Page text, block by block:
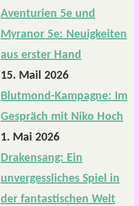
Aventurien 5e und
Myranor 5e: Neuigkeiten
aus erster Hand
15. Mail 2026
Blutmond-Kampagne: Im
Gespräch mit Niko Hoch
1. Mai 2026
Drakensang: Ein
unvergessliches Spiel in
der fantastischen Welt